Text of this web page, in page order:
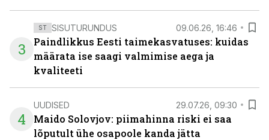
3
ST SISUTURUNDUS 09.06.26, 16:46
Paindlikkus Eesti taimekasvatuses: kuidas
määrata ise saagi valmimise aega ja
kvaliteeti
4
UUDISED 29.07.26, 09:30
Maido Solovjov: piimahinna riski ei saa
lõputult ühe osapoole kanda jätta